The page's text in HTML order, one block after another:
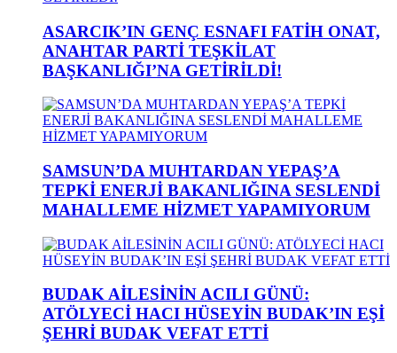
ASARCIK’IN GENÇ ESNAFI FATİH ONAT,
ANAHTAR PARTİ TEŞKİLAT
BAŞKANLIĞI’NA GETİRİLDİ!
SAMSUN’DA MUHTARDAN YEPAŞ’A
TEPKİ ENERJİ BAKANLIĞINA SESLENDİ
MAHALLEME HİZMET YAPAMIYORUM
BUDAK AİLESİNİN ACILI GÜNÜ:
ATÖLYECİ HACI HÜSEYİN BUDAK’IN EŞİ
ŞEHRİ BUDAK VEFAT ETTİ